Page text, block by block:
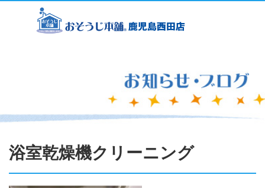
浴室乾燥機クリーニング